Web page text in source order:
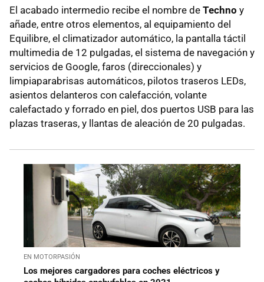
El acabado intermedio recibe el nombre de Techno y
añade, entre otros elementos, al equipamiento del
Equilibre, el climatizador automático, la pantalla táctil
multimedia de 12 pulgadas, el sistema de navegación y
servicios de Google, faros (direccionales) y
limpiaparabrisas automáticos, pilotos traseros LEDs,
asientos delanteros con calefacción, volante
calefactado y forrado en piel, dos puertos USB para las
plazas traseras, y llantas de aleación de 20 pulgadas.
EN MOTORPASIÓN
Los mejores cargadores para coches eléctricos y